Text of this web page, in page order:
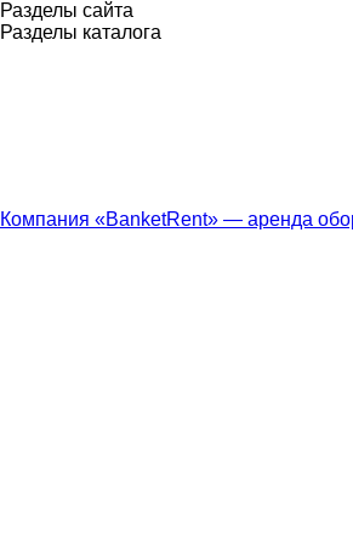
Разделы сайта
Разделы каталога
Компания «BanketRent» — аренда